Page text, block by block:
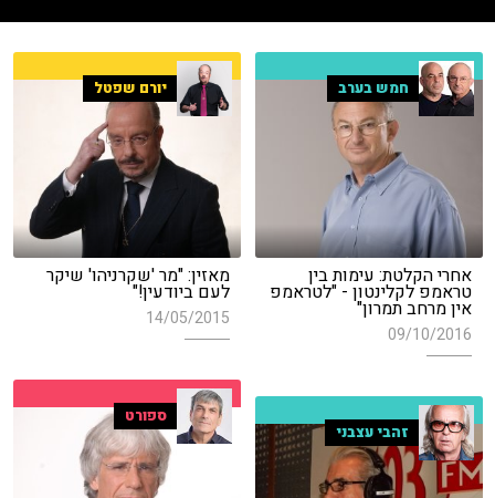
חמש בערב
אחרי הקלטת: עימות בין
טראמפ לקלינטון - "לטראמפ
אין מרחב תמרון"
09/10/2016
יורם שפטל
מאזין: "מר 'שקרניהו' שיקר
לעם ביודעין!"
14/05/2015
ספורט
זהבי עצבני